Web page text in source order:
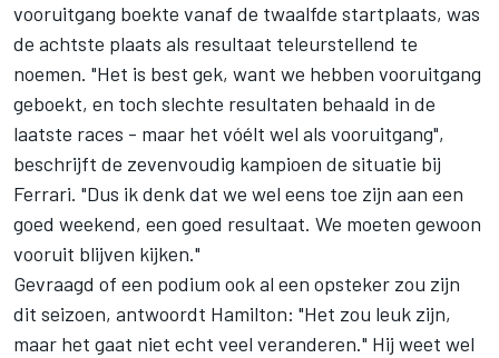
vooruitgang boekte vanaf de twaalfde startplaats, was
de achtste plaats als resultaat teleurstellend te
noemen. "Het is best gek, want we hebben vooruitgang
geboekt, en toch slechte resultaten behaald in de
laatste races - maar het vóélt wel als vooruitgang",
beschrijft de zevenvoudig kampioen de situatie bij
Ferrari. "Dus ik denk dat we wel eens toe zijn aan een
goed weekend, een goed resultaat. We moeten gewoon
vooruit blijven kijken."
Gevraagd of een podium ook al een opsteker zou zijn
dit seizoen, antwoordt Hamilton: "Het zou leuk zijn,
maar het gaat niet echt veel veranderen." Hij weet wel